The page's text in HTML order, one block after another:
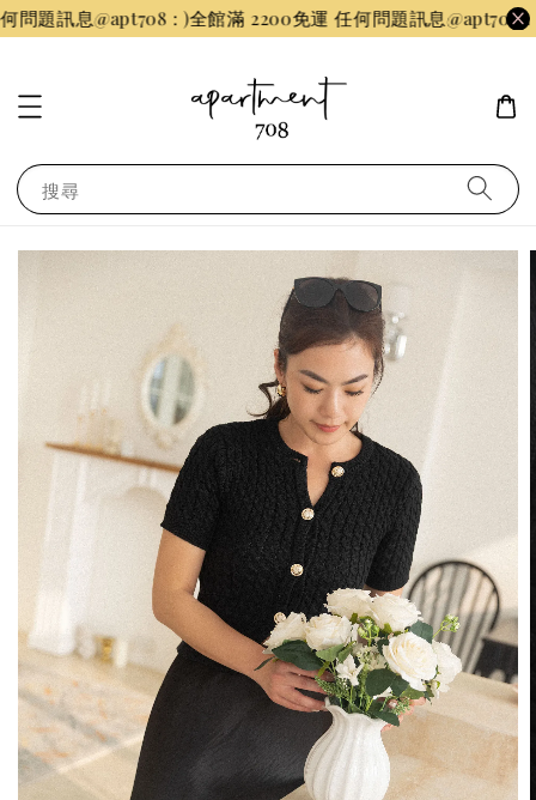
題訊息@apt708 : ) 全館滿 2200免運 任何問題訊息@apt708 : )
搜尋